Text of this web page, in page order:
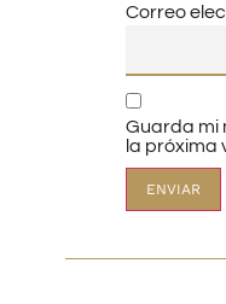
Correo
Guarda mi
la próxima